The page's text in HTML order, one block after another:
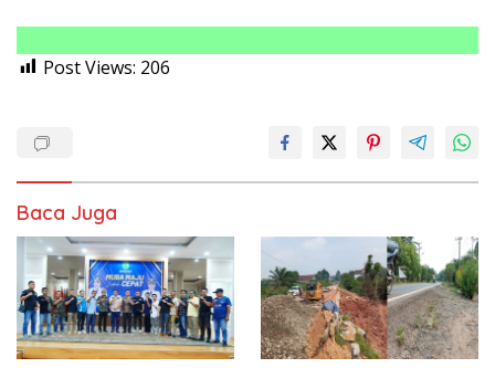
Post Views: 206
Baca Juga